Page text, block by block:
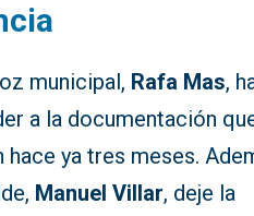
municipal, Rafa Mas,
a la documentación
ya tres meses.
Manuel Villar, deje la